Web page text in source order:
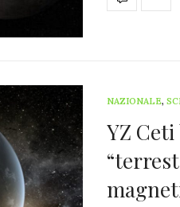
NAZIONALE,
YZ